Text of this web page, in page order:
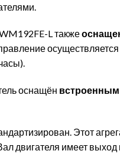
L также
оснащён встроенным
Этот
двигателя имеет